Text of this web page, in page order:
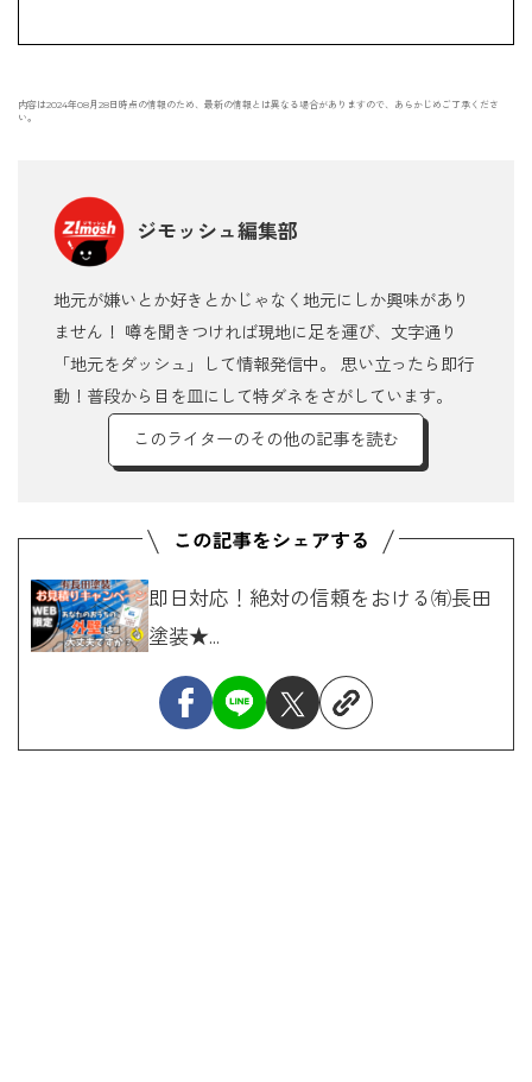
内容は2024年08月28日時点の情報のため、最新の情報とは異なる場合がありますので、あらかじめご了承くださ
い。
ジモッシュ編集部
地元が嫌いとか好きとかじゃなく地元にしか興味があり
ません！ 噂を聞きつければ現地に足を運び、文字通り
「地元をダッシュ」して情報発信中。 思い立ったら即行
動！普段から目を皿にして特ダネをさがしています。
このライターのその他の記事を読む
即日対応！絶対の信頼をおける㈲長田
塗装★...